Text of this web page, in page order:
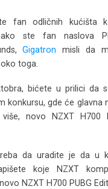
fan odličnih kućišta
ste fan naslova
Gigatron misli da
toga.
bićete u prilici da
konkursu, gde će glavna
novo NZXT H700
da uradite je da u
koje NZXT
NZXT H700 PUBG